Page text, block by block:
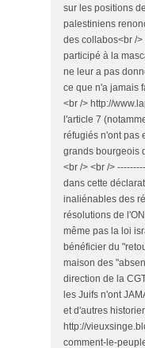
sur les positions
palestiniens
des collabos<br /
participé à la
ne leur a pas
ce que n'a jamais
<br /> http://
l'article 7
réfugiés n'ont pas
grands bourgeois
<br /> <br />
dans cette
inaliénables des
résolutions de
même pas la loi
bénéficier du
maison des
direction de la
les Juifs n'ont
et d'autres
http://
comment-le-